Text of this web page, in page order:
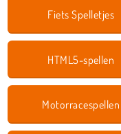
Fiets Spelletjes
HTML5-spellen
Motorracespellen